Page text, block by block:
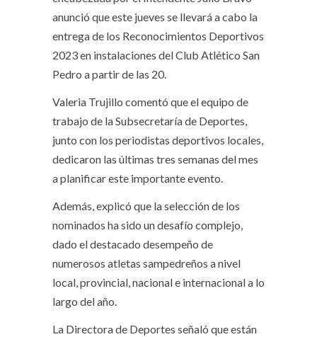
anunció que este jueves se llevará a cabo la
entrega de los Reconocimientos Deportivos
2023 en instalaciones del Club Atlético San
Pedro a partir de las 20.
Valeria Trujillo comentó que el equipo de
trabajo de la Subsecretaría de Deportes,
junto con los periodistas deportivos locales,
dedicaron las últimas tres semanas del mes
a planificar este importante evento.
Además, explicó que la selección de los
nominados ha sido un desafío complejo,
dado el destacado desempeño de
numerosos atletas sampedreños a nivel
local, provincial, nacional e internacional a lo
largo del año.
La Directora de Deportes señaló que están